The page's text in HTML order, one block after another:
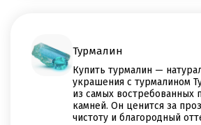
Турмалин
Купить турмалин —
украшения с турмалином
из самых востребованных
камней. Он ценится за
чистоту и благородный